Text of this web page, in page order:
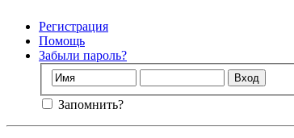
Регистрация
Помощь
Забыли пароль?
Запомнить?